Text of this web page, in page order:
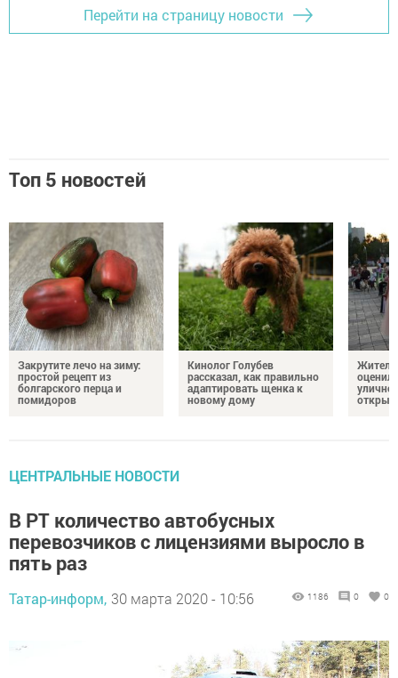
Перейти на страницу новости
Топ 5 новостей
Закрутите лечо на зиму:
простой рецепт из
болгарского перца и
помидоров
Кинолог Голубев
рассказал, как правильно
адаптировать щенка к
новому дому
ЦЕНТРАЛЬНЫЕ НОВОСТИ
В РТ количество автобусных
перевозчиков с лицензиями выросло в
пять раз
Татар-информ, 30 марта 2020 - 10:56 1186 0 0